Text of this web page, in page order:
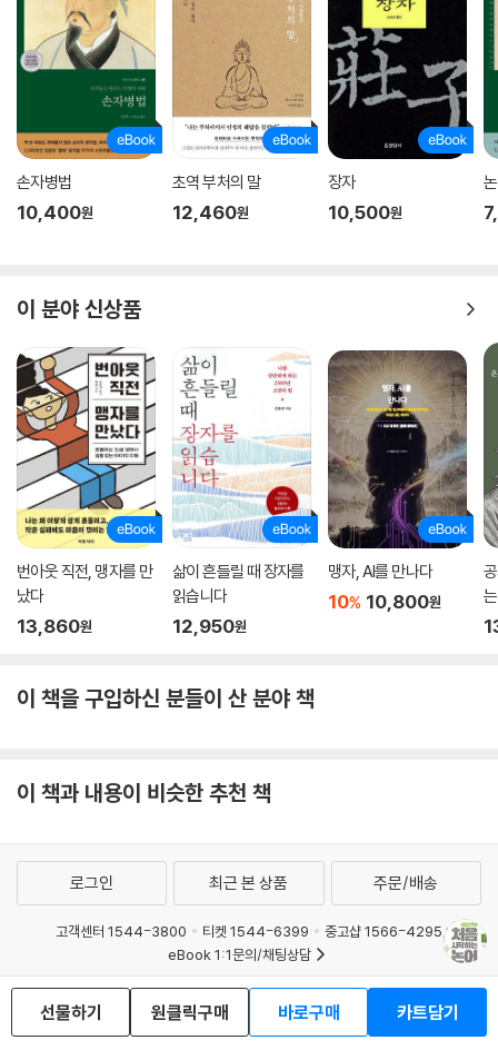
손자병법
10,400원
초역 부처의 말
12,460원
장자
10,500원
이 분야 신상품
번아웃 직전, 맹자를 만
났다
13,860원
삶이 흔들릴 때 장자를
읽습니다
12,950원
맹자, AI를 만나다
10% 10,800원
이 책을 구입하신 분들이 산 분야 책
이 책과 내용이 비슷한 추천 책
선물하기 원클릭구매 바로구매 카트담기
로그인 최근 본 상품 주문/배송
고객센터 1544-3800 티켓 1544-6399
중고샵 1566-4295
eBook 1:1문의/채팅상담
예스이십사(주) 사업자 정보
이용약관
개인정보처리방침
청소년보호정책